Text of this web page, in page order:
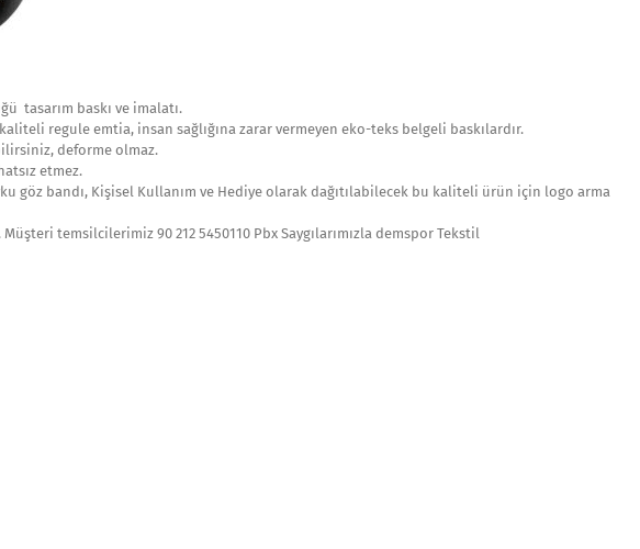
tasarım baskı ve imalatı.
regule emtia, insan sağlığına zarar vermeyen eko-teks belgeli baskılardır.
deforme olmaz.
etmez.
göz bandı, Kişisel Kullanım ve Hediye olarak dağıtılabilecek bu kaliteli ürün için logo arma
temsilcilerimiz 90 212 5450110 Pbx Saygılarımızla demspor Tekstil